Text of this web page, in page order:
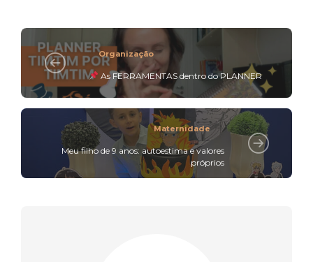
Organização
As FERRAMENTAS dentro do PLANNER
Maternidade
Meu filho de 9 anos: autoestima e valores
próprios